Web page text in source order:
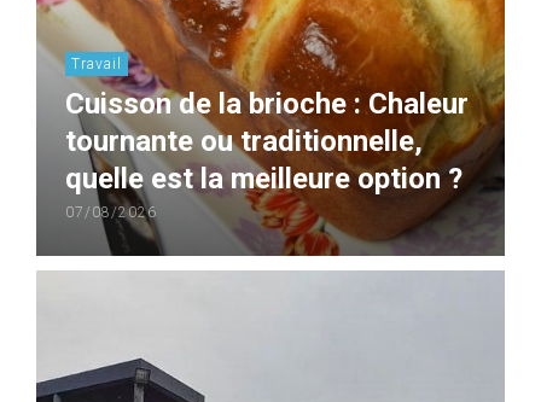
Travail
Cuisson de la brioche : Chaleur
tournante ou traditionnelle,
quelle est la meilleure option ?
07/08/2026